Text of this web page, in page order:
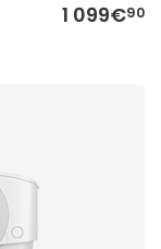
1 099€90